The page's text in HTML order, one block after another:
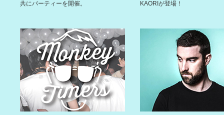
共にパーティーを開催。 KAORIが登場！